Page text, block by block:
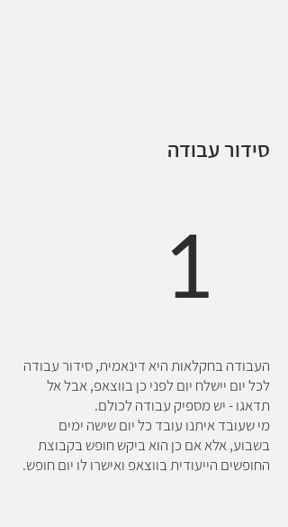
סידור עבודה
1
העבודה בחקלאות היא דינאמית, סידור עבודה
לכל יום יישלח יום לפני כן בווצאפ, אבל אל
תדאגו - יש מספיק עבודה לכולם.
מי שעובד איתנו עובד כל יום שישה ימים
בשבוע, אלא אם כן הוא ביקש חופש בקבוצת
החופשים הייעודית בווצאפ ואישרו לו יום חופש.